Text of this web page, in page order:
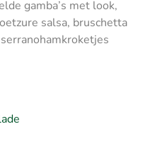
gamba’s met look,
salsa, bruschetta